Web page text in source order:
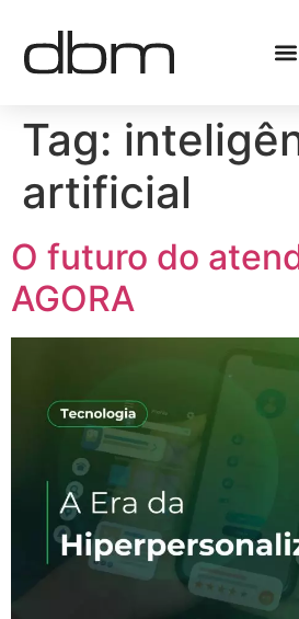
Tag:
artificial
O futuro do
AGORA